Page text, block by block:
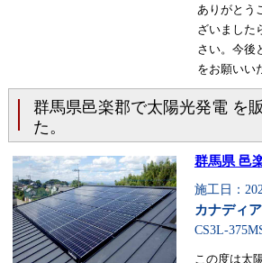
ありがとう
ざいました
さい。今後
をお願いい
群馬県邑楽郡で太陽光発電 を
た。
群馬県 邑
施工日：
カナディ
CS3L-
この度は太